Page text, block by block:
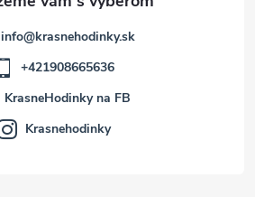
info@krasnehodinky.sk
+421908665636
KrasneHodinky na FB
Krasnehodinky